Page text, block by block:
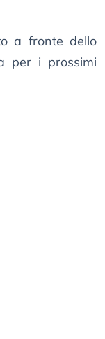
a fronte dello
per i prossimi